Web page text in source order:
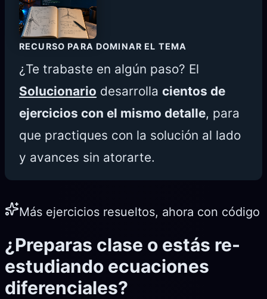
RECURSO PARA DOMINAR EL TEMA
¿Te trabaste en algún paso? El
Solucionario desarrolla cientos de
ejercicios con el mismo detalle, para
que practiques con la solución al lado
y avances sin atorarte.
Más ejercicios resueltos, ahora con código
¿Preparas clase o estás re-
estudiando ecuaciones
diferenciales?